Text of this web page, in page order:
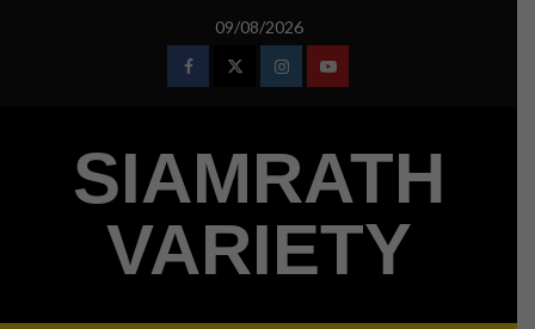
09/08/2026
FacebookTwitterInstagramYoutube
SIAMRATH
VARIETY